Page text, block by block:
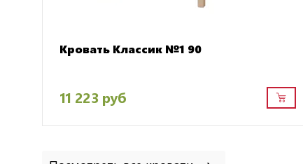
Кровать Классик №1 90
11 223 руб